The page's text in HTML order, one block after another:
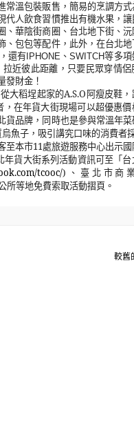
常溫包裝販售，簡易的烹調方式
代人飲食習慣推出有機水果，讓
、華陰街商圈、台北地下街、沅
、包包等配件，此外，在台北地
還有IPHONE 、SWITCH等多項
近彼此距離，只要民眾穿情侶
發財金！
大稻埕起家的A.S.O阿瘦皮鞋
在年貨大街現場可以超優惠
貨品牌，同時也是參與常溫年
魚子，吸引講究口味的消費者
至本市11處旅遊服務中心出示
貨大街系列活動資訊可至「
tcooc/) 、臺北市商
所等地免費索取活動摺頁。
較舊